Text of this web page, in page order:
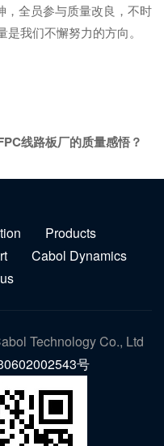
，全员参与质量改良，不时
我们不懈努力的方向。
线路板厂的质量感悟？
Products
Cabol Dynamics
Technology Co., Ltd
号